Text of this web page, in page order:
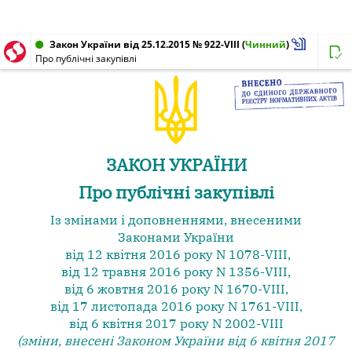
Закон України від 25.12.2015 № 922-VIII (Чинний)
Про публічні закупівлі